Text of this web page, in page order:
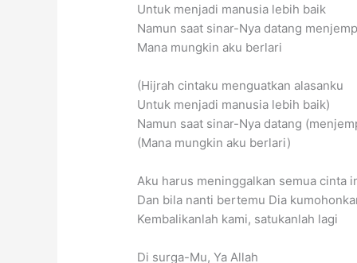
Untuk menjadi manusia lebih baik
Namun saat sinar-Nya datang
Mana mungkin aku berlari
(Hijrah cintaku menguatkan alasanku
Untuk menjadi manusia lebih baik)
Namun saat sinar-Nya datang
(Mana mungkin aku berlari)
Aku harus meninggalkan semua cinta
Dan bila nanti bertemu Dia
Kembalikanlah kami, satukanlah lagi
Di surga-Mu, Ya Allah